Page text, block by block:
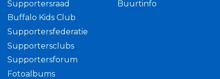
Supportersraad
Buffalo Kids Club
Supportersfederatie
Supportersclubs
Supportersforum
Fotoalbums
Buurtinfo